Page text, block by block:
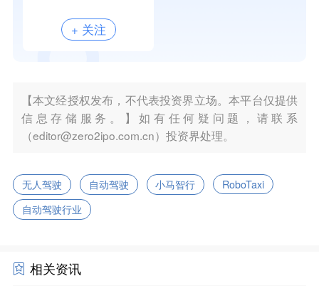
+ 关注
【本文经授权发布，不代表投资界立场。本平台仅提供
信息存储服务。】如有任何疑问题，请联系
（editor@zero2ipo.com.cn）投资界处理。
无人驾驶 自动驾驶 小马智行
RoboTaxi
自动驾驶行业
相关资讯